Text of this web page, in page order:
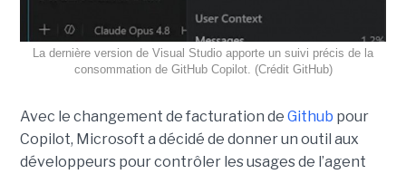
La dernière version de Visual Studio apporte un suivi précis de la
consommation de GitHub Copilot. (Crédit GitHub)
Avec le changement de facturation de Github pour
Copilot, Microsoft a décidé de donner un outil aux
développeurs pour contrôler les usages de l’agent